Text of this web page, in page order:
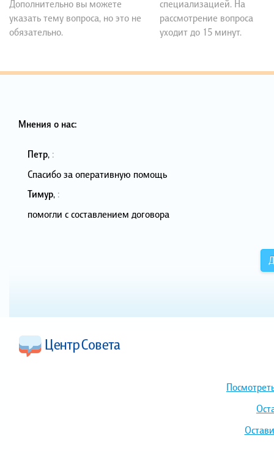
Дополнительно вы можете
указать тему вопроса, но это не
обязательно.
специализацией. На
рассмотрение вопроса
уходит до 15 минут.
Мнения о нас:
Петр, :
Спасибо за оперативную помощь
Тимур, :
помогли с составлением договора